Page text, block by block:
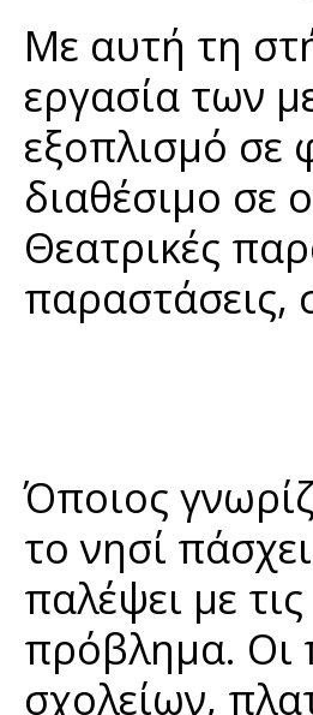
Με αυτή τη
εργασία των
εξοπλισμό σε
διαθέσιμο σε
Θεατρικές
παραστάσεις,
Όποιος
το νησί
παλέψει με
πρόβλημα. Οι
σχολείων,